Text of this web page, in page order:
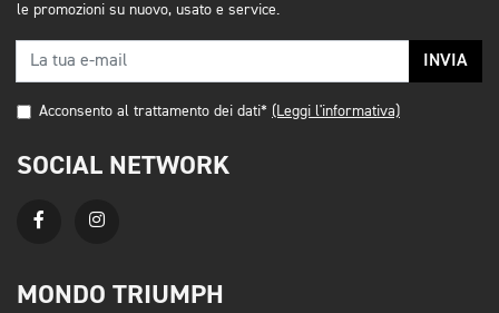
le promozioni su nuovo, usato e service.
INVIA
Acconsento al trattamento dei dati* (Leggi l'informativa)
SOCIAL NETWORK
MONDO TRIUMPH